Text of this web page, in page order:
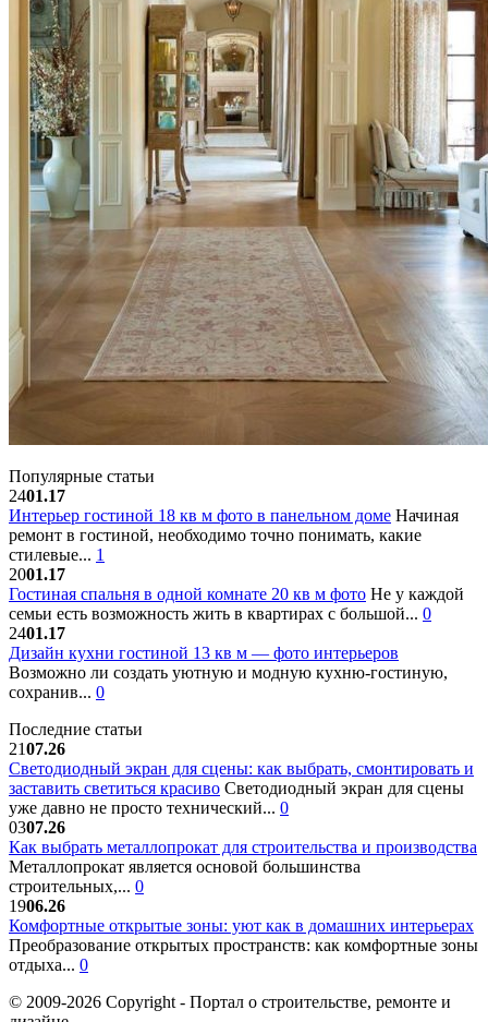
Популярные статьи
2401.17
Интерьер гостиной 18 кв м фото в панельном доме Начиная
ремонт в гостиной, необходимо точно понимать, какие
стилевые... 1
2001.17
Гостиная спальня в одной комнате 20 кв м фото Не у каждой
семьи есть возможность жить в квартирах с большой... 0
2401.17
Дизайн кухни гостиной 13 кв м — фото интерьеров
Возможно ли создать уютную и модную кухню-гостиную,
сохранив... 0
Последние статьи
2107.26
Светодиодный экран для сцены: как выбрать, смонтировать и
заставить светиться красиво Светодиодный экран для сцены
уже давно не просто технический... 0
0307.26
Как выбрать металлопрокат для строительства и производства
Металлопрокат является основой большинства
строительных,... 0
1906.26
Комфортные открытые зоны: уют как в домашних интерьерах
Преобразование открытых пространств: как комфортные зоны
отдыха... 0
© 2009-2026 Copyright - Портал о строительстве, ремонте и